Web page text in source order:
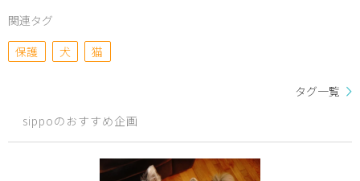
関連タグ
保護
犬 猫
タグ一覧
sippoのおすすめ企画